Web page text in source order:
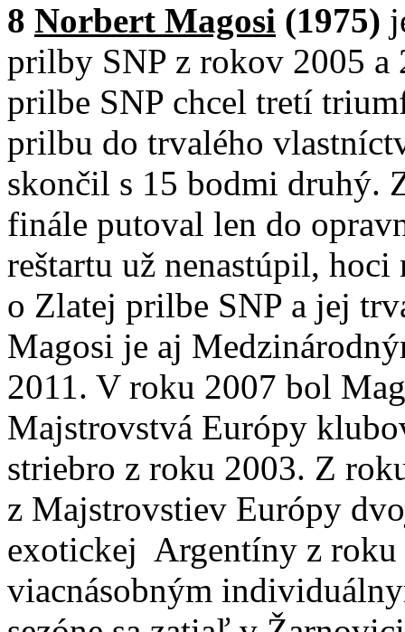
8 Norbert Magosi (1975)
prilby SNP z rokov 2005
prilbe SNP chcel tretí
prilbu do trvalého
skončil s 15 bodmi druhý.
finále putoval len do
reštartu už nenastúpil, hoci
o Zlatej prilbe SNP a jej
Magosi je aj
2011. V roku 2007 bol
Majstrovstvá Európy
striebro z roku 2003. Z
z Majstrovstiev Európy
exotickej Argentíny z roku
viacnásobným